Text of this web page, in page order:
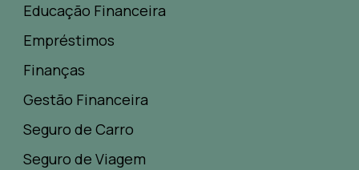
Educação Financeira
Empréstimos
Finanças
Gestão Financeira
Seguro de Carro
Seguro de Viagem